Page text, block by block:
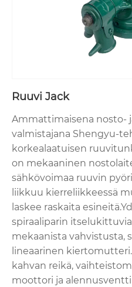
Ruuvi Jack
Ammattimaisena nosto-
valmistajana Shengyu-
korkealaatuisen
on mekaaninen
sähkövoimaa ruuvin
liikkuu kierreliikkeessä
laskee raskaita
spiraaliparin
mekaanista vahvistusta,
lineaarinen
kahvan reikä,
moottori ja